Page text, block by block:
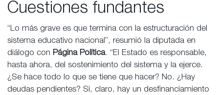
Cuestiones fundantes
“Lo más grave es que termina con la estructuración del
sistema educativo nacional”, resumió la diputada en
diálogo con Página Política. “El Estado es responsable,
hasta ahora, del sostenimiento del sistema y la ejerce.
¿Se hace todo lo que se tiene que hacer? No. ¿Hay
deudas pendientes? Si, claro, hay un desfinanciamiento